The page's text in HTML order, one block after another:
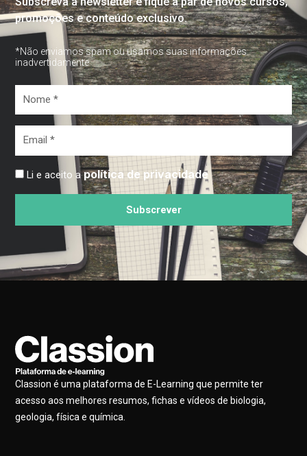
promoções e conteúdo exclusivo.
*Não enviamos spam ou usamos suas informações
inadvertidamente
Li e aceito apolítica de privacidade
Subscrever
Classion é uma plataforma de E-Learning que permite ter
acesso aos melhores resumos, fichas e vídeos de biologia,
geologia, física e química.